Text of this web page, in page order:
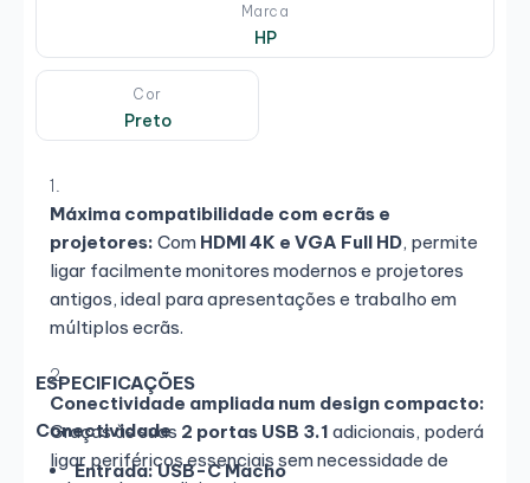
Marca
HP
Cor
Preto
Máxima compatibilidade com ecrãs e
projetores: Com HDMI 4K e VGA Full HD, permite
ligar facilmente monitores modernos e projetores
antigos, ideal para apresentações e trabalho em
múltiplos ecrãs.
Conectividade ampliada num design compacto:
Graças às suas 2 portas USB 3.1 adicionais, poderá
ligar periféricos essenciais sem necessidade de
ESPECIFICAÇÕES
Conectividade
Entrada:USB-C Macho